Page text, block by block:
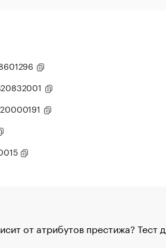
от атрибутов престижа? Тест